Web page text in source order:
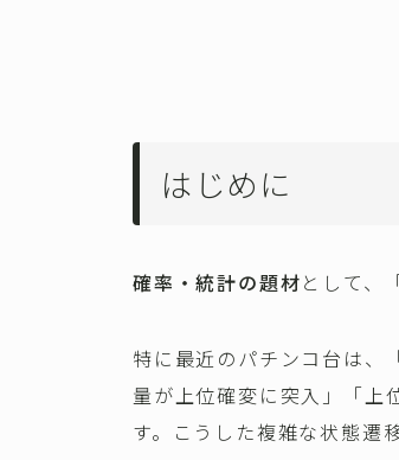
はじめに
確率・統計の題材として、
特に最近のパチンコ台は、
量が上位確変に突入」「上
す。こうした複雑な状態遷